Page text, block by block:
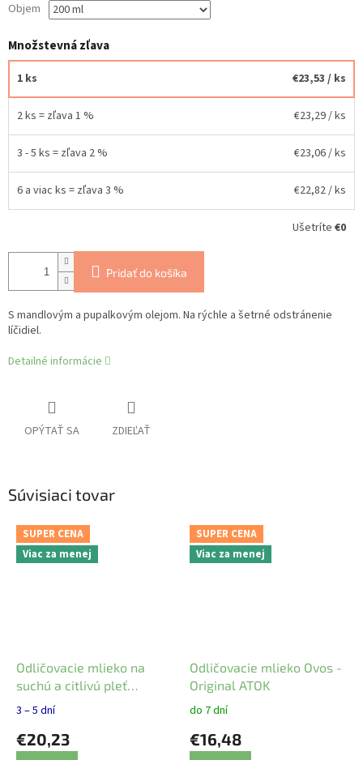
Objem
Množstevná zľava
1 ks €23,53 / ks
2 ks = zľava 1 % €23,29/ ks
3 - 5 ks = zľava 2 % €23,06/ ks
6 a viac ks = zľava 3 % €22,82/ ks
Ušetríte €0
Pridať do košíka
S mandlovým a pupalkovým olejom. Na rýchle a šetrné odstránenie
líčidiel.
Detailné informácie
OPÝTAŤ SA ZDIEĽAŤ
Súvisiaci tovar
SUPER CENA
Viac za menej
Odličovacie mlieko na
suchú a citlivú pleť
Moissanit - Mylo
3 – 5 dní
€20,23
SUPER CENA
Viac za menej
Odličovacie mlieko Ovos -
Original ATOK
do 7 dní
€16,48